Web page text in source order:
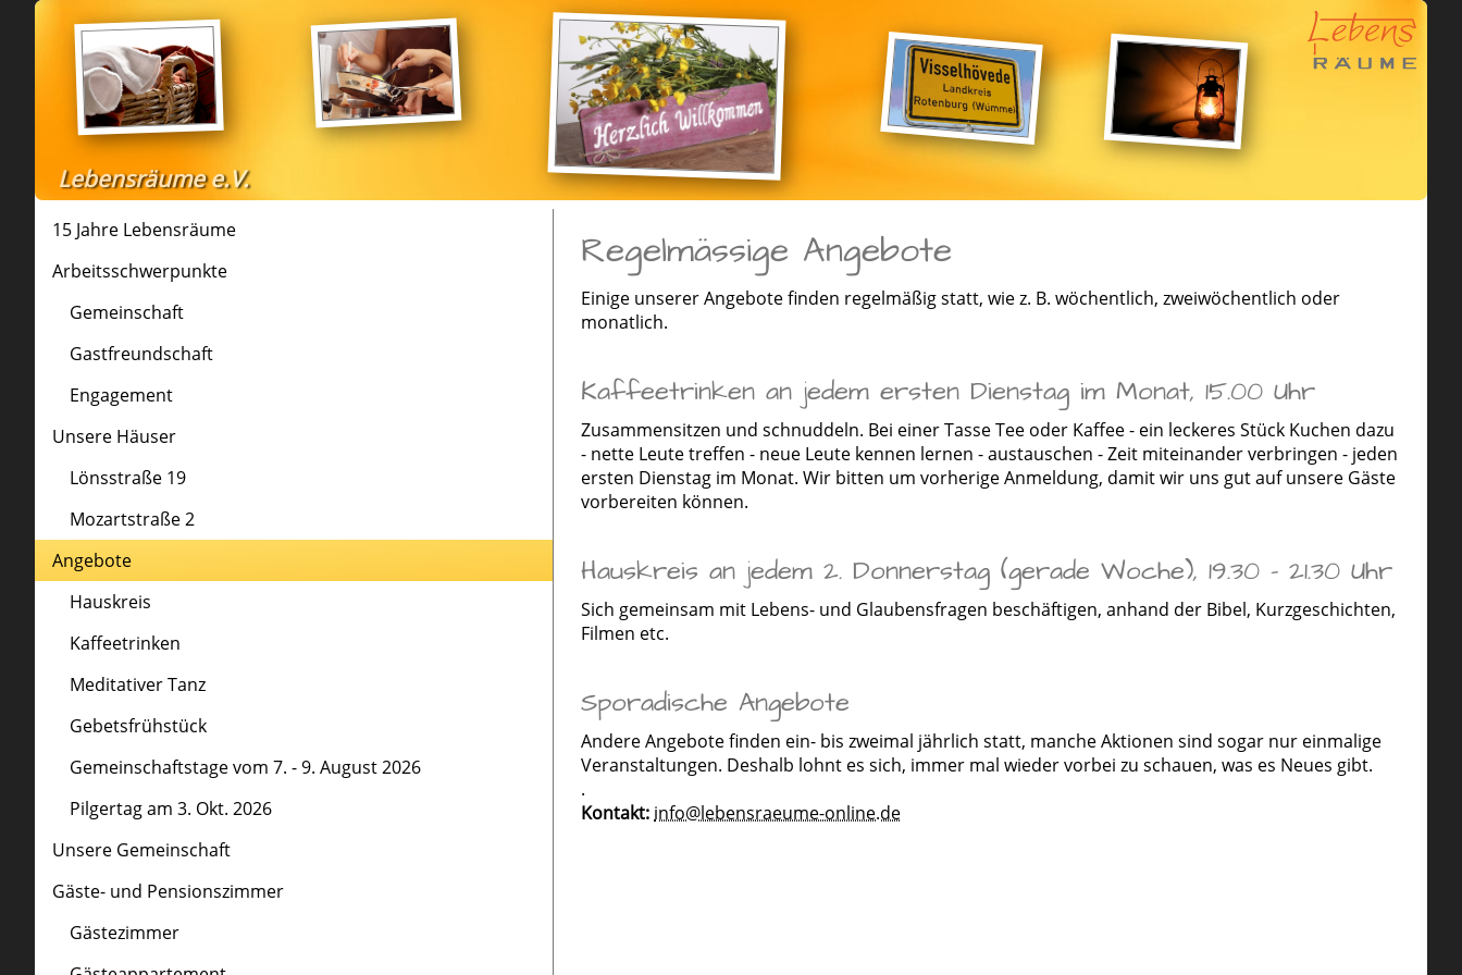
Lebensräume e.V.
15 Jahre Lebensräume
Arbeitsschwerpunkte
Gemeinschaft
Gastfreundschaft
Engagement
Unsere Häuser
Lönsstraße 19
Mozartstraße 2
Angebote
Hauskreis
Kaffeetrinken
Meditativer Tanz
Gebetsfrühstück
Gemeinschaftstage vom 7. - 9. August 2026
Pilgertag am 3. Okt. 2026
Unsere Gemeinschaft
Gäste- und Pensionszimmer
Gästezimmer
Regelmässige Angebote
Einige unserer Angebote finden regelmäßig statt, wie z. B. wöchentlich, zweiwöchentlich oder
monatlich.
Kaffeetrinken an jedem ersten Dienstag im Monat, 15.00 Uhr
Zusammensitzen und schnuddeln. Bei einer Tasse Tee oder Kaffee - ein leckeres Stück Kuchen dazu
- nette Leute treffen - neue Leute kennen lernen - austauschen - Zeit miteinander verbringen - jeden
ersten Dienstag im Monat. Wir bitten um vorherige Anmeldung, damit wir uns gut auf unsere Gäste
vorbereiten können.
Hauskreis an jedem 2. Donnerstag (gerade Woche), 19.30 - 21.30 Uhr
Sich gemeinsam mit Lebens- und Glaubensfragen beschäftigen, anhand der Bibel, Kurzgeschichten,
Filmen etc.
Sporadische Angebote
Andere Angebote finden ein- bis zweimal jährlich statt, manche Aktionen sind sogar nur einmalige
Veranstaltungen. Deshalb lohnt es sich, immer mal wieder vorbei zu schauen, was es Neues gibt.
.
Kontakt: info@lebensraeume-online.de